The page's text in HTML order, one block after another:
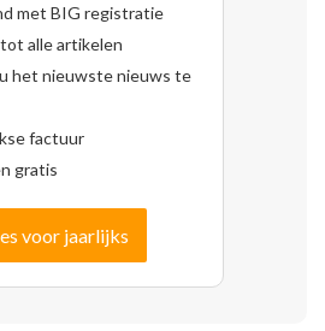
met BIG registratie
alle artikelen
het nieuwste nieuws te
factuur
gratis
voor jaarlijks